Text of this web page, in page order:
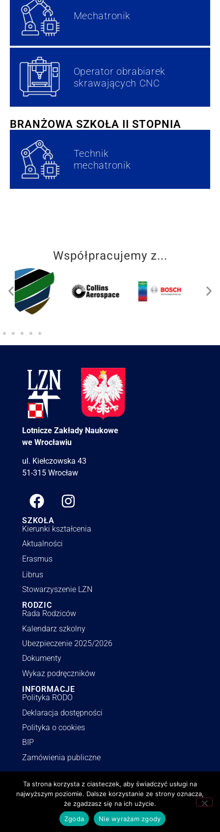
Mechatronik
Operator obrabiarek
skrawających CNC
BRANŻOWA SZKOŁA II STOPNIA
Technik
mechatronik
Współpracujemy z...
Lotnicze Zakłady Naukowe
we Wrocławiu
ul. Kiełczowska 43
51-315 Wrocław
SZKOŁA
Kierunki kształcenia
Aktualności
Erasmus
Librus
Stowarzyszenie LZN
RODZIC
Rada Rodziców
Kalendarz szkolny
Ubezpieczenie 2025/2026
Dokumenty
Wykaz podręczników
INFORMACJE
Polityka RODO
Deklaracja dostępności
Polityka o cookies
BIP
Zamówienia publiczne
lzn.pl | © Wszystkie prawa zastrzeżone. Realizacja aktualizacjei
opiekanetmonster.pl
Ta strona korzysta z ciasteczek, aby świadczyć usługi na
najwyższym poziomie. Dalsze korzystanie ze strony oznacza,
że zgadzasz się na ich użycie.
Zgoda
Nie wyrażam zgody